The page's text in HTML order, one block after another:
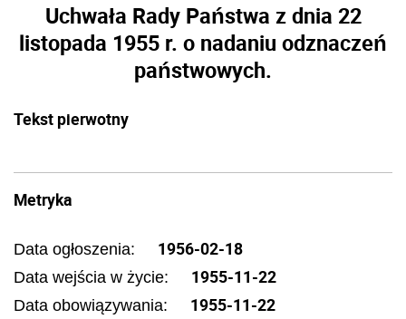
Uchwała Rady Państwa z dnia 22
listopada 1955 r. o nadaniu odznaczeń
państwowych.
Tekst pierwotny
Metryka
Data ogłoszenia: 1956-02-18
Data wejścia w życie: 1955-11-22
Data obowiązywania: 1955-11-22